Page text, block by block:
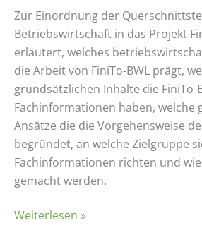
Zur Einordnung der
Betriebswirtschaft in das Projekt
erläutert, welches
die Arbeit von FiniTo-BWL prägt,
grundsätzlichen Inhalte die FiniTo-
Fachinformationen haben, welche
Ansätze die die Vorgehensweise
begründet, an welche Zielgruppe
Fachinformationen richten und
gemacht werden.
Methodische
Grundlagen
der
Querschnittstelle
Betriebswirtschaft
im
Projekt
FiniTo
Weiterlesen »